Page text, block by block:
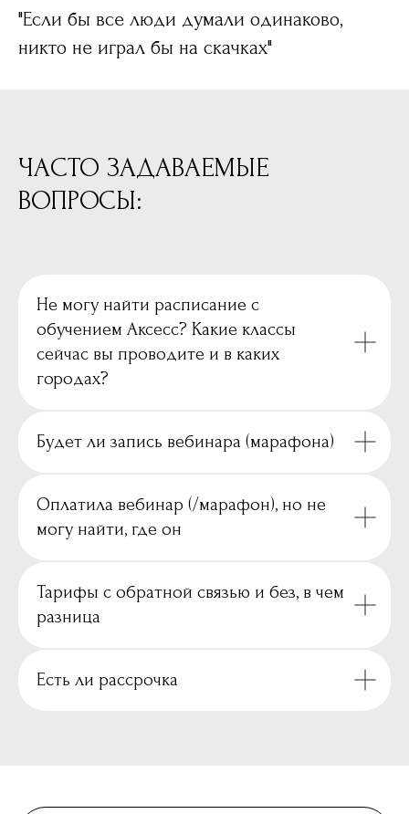
"Если бы все люди думали одинаково,
никто не играл бы на скачках"
ЧАСТО ЗАДАВАЕМЫЕ
ВОПРОСЫ:
Не могу найти расписание с
обучением Аксесс? Какие классы
сейчас вы проводите и в каких
городах?
Будет ли запись вебинара (марафона)
Оплатила вебинар (/марафон), но не
могу найти, где он
Тарифы с обратной связью и без, в чем
разница
Есть ли рассрочка